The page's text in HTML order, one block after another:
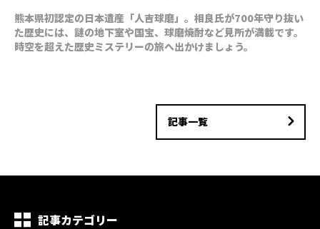
熊本県初認定の日本遺産「人吉球磨」。相良氏が700年守り抜い
た歴史には、謎の地下室や国宝、球磨焼酎など見所が満載です。
時空を超えた歴史ミステリーの旅へ出かけましょう。
記事一覧
記事カテゴリー